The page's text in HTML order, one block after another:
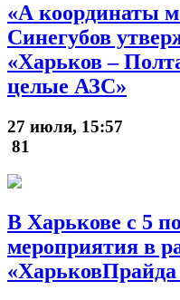
«А координаты
Синегубов
«Харьков –
целые АЗС»
27 июля, 15:57
81
В Харькове с 5
мероприятия в
«ХарьковПрайда